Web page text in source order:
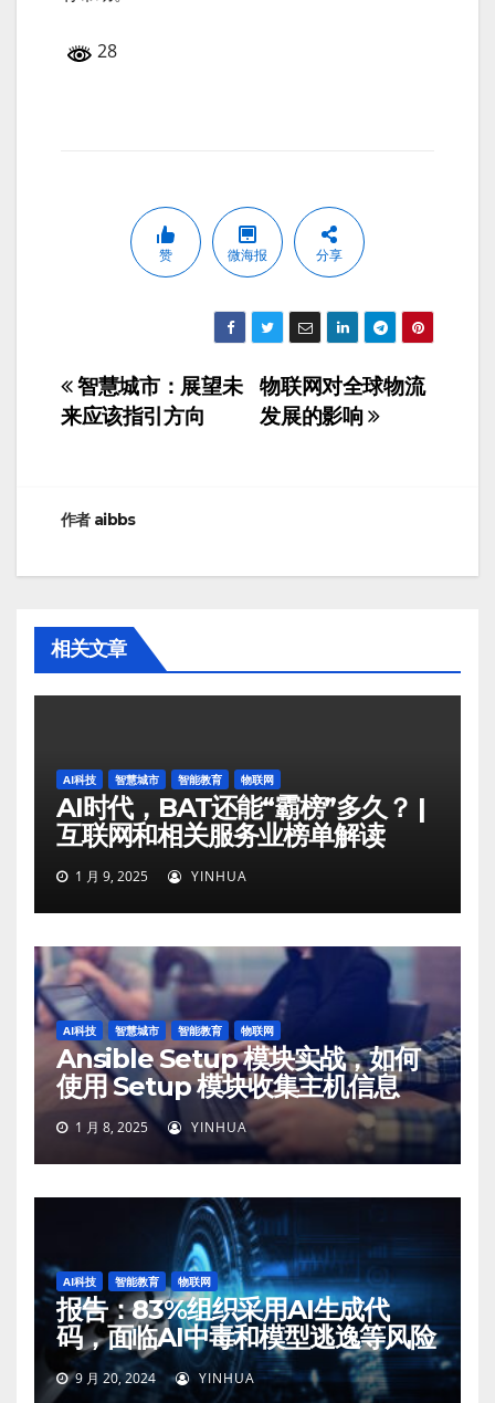
28
赞 微海报 分享
文
章
航
物联网对全球物流
发展的影响
智慧城市：展望未
来应该指引方向
作者 aibbs
相关文章
AI科技 智慧城市 智能教育 物联网
AI时代，BAT还能“霸榜”多久？ |
互联网和相关服务业榜单解读
1 月 9, 2025 YINHUA
AI科技 智慧城市 智能教育 物联网
Ansible Setup 模块实战，如何
使用 Setup 模块收集主机信息
1 月 8, 2025 YINHUA
AI科技 智能教育 物联网
报告：83%组织采用AI生成代
码，面临AI中毒和模型逃逸等风险
9 月 20, 2024 YINHUA